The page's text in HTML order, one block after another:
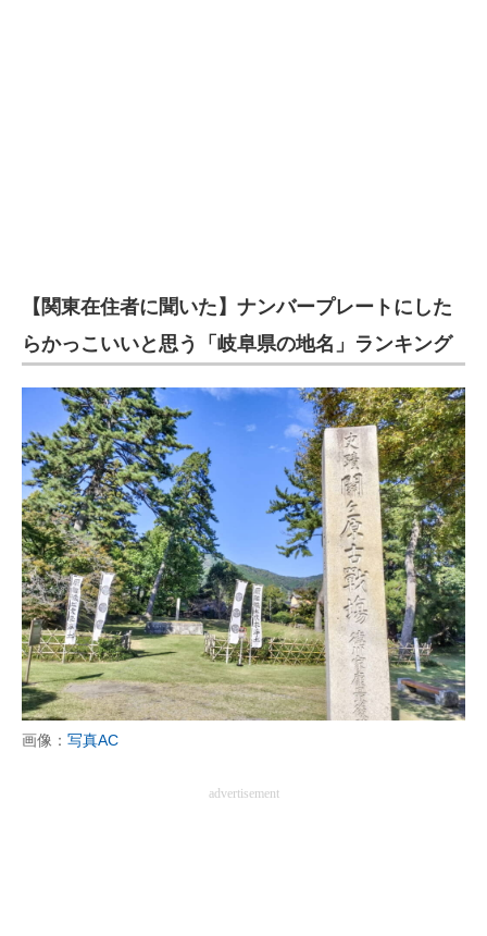
【関東在住者に聞いた】ナンバープレートにした
らかっこいいと思う「岐阜県の地名」ランキング
画像： 写真AC
advertisement